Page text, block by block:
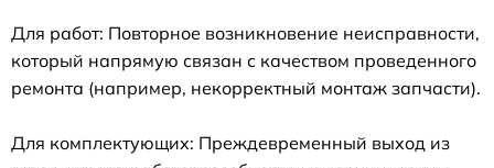
Для работ: Повторное возникновение неисправности,
который напрямую связан с качеством проведенного
ремонта (например, некорректный монтаж запчасти).
Для комплектующих: Преждевременный выход из